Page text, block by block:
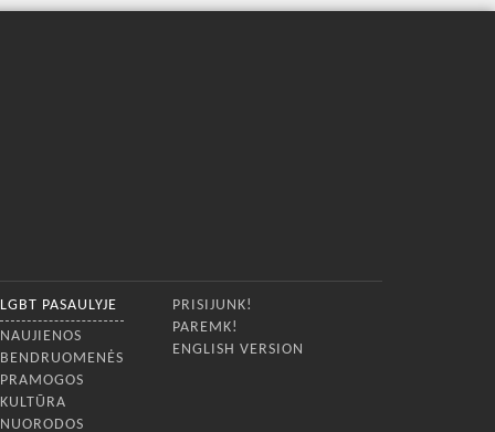
LGBT PASAULYJE
NAUJIENOS
BENDRUOMENĖS
PRAMOGOS
KULTŪRA
NUORODOS
PRISIJUNK!
PAREMK!
ENGLISH VERSION